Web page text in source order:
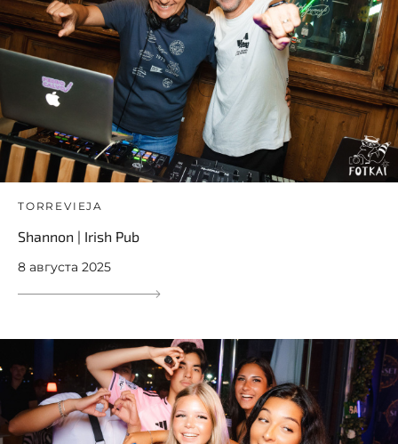
TORREVIEJA
Shannon | Irish Pub
8 августа 2025